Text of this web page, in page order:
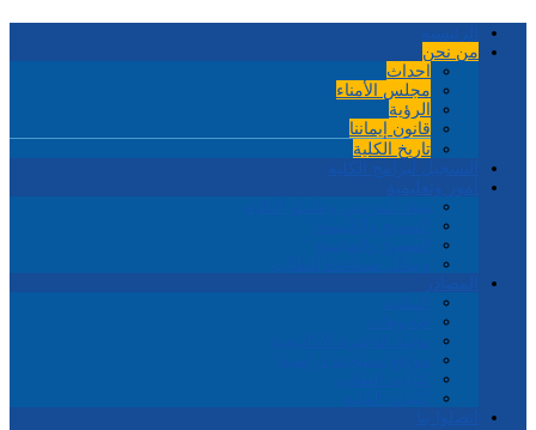
من نحن
احداث
مجلس الأمناء
الرؤية
قانون إيماننا
تاريخ الكلية